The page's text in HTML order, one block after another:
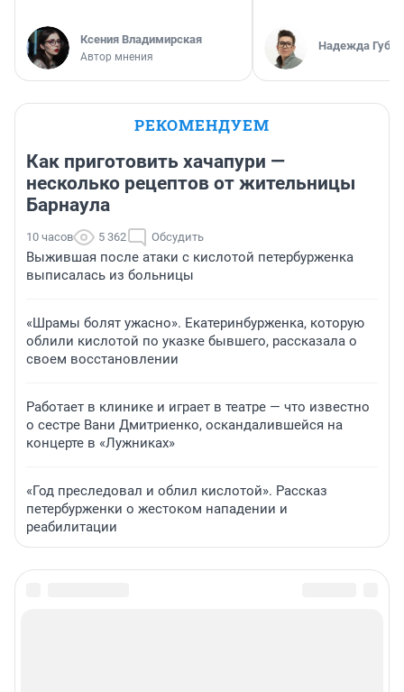
Ксения Владимирская
Автор мнения
Надежда
РЕКОМЕНДУЕМ
Как приготовить хачапури —
несколько рецептов от жительницы
Барнаула
10 часов 5 362 Обсудить
Выжившая после атаки с кислотой петербурженка
выписалась из больницы
«Шрамы болят ужасно». Екатеринбурженка, которую
облили кислотой по указке бывшего, рассказала о
своем восстановлении
Работает в клинике и играет в театре — что известно
о сестре Вани Дмитриенко, оскандалившейся на
концерте в «Лужниках»
«Год преследовал и облил кислотой». Рассказ
петербурженки о жестоком нападении и
реабилитации